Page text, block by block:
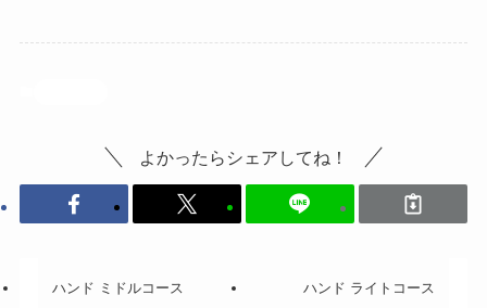
よかったらシェアしてね！
ハンド ミドルコース ハンド ライトコース